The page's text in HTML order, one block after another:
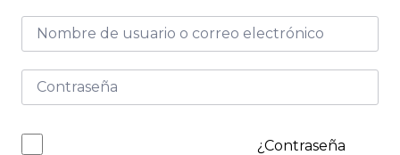
¿Contraseña
Termo de 3 kg